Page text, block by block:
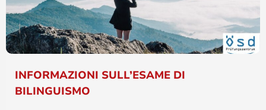
INFORMAZIONI SULL’ESAME DI
BILINGUISMO